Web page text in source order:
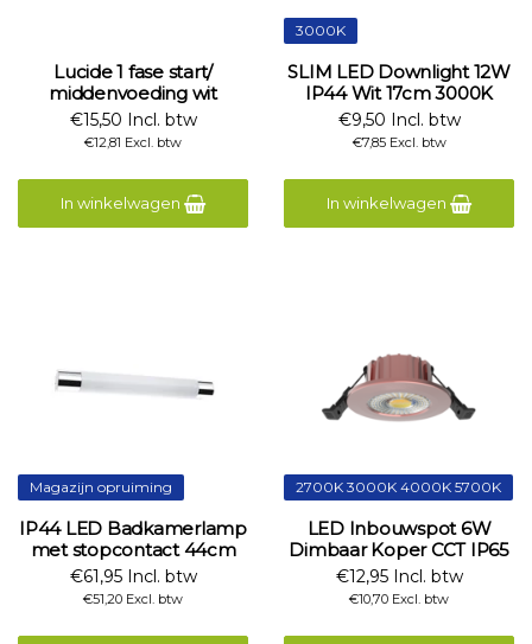
Lucide 1 fase start/
middenvoeding wit
€15,50 Incl. btw
€12,81 Excl. btw
In winkelwagen
3000K
SLIM LED Downlight 12W
IP44 Wit 17cm 3000K
€9,50 Incl. btw
€7,85 Excl. btw
In winkelwagen
Magazijn opruiming
IP44 LED Badkamerlamp
met stopcontact 44cm
€61,95 Incl. btw
€51,20 Excl. btw
2700K 3000K 4000K 5700K
LED Inbouwspot 6W
Dimbaar Koper CCT IP65
€12,95 Incl. btw
€10,70 Excl. btw